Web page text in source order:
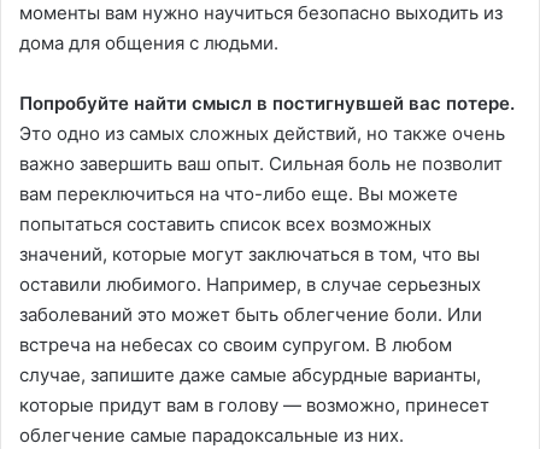
моменты вам нужно научиться безопасно выходить из
дома для общения с людьми.
Попробуйте найти смысл в постигнувшей вас потере.
Это одно из самых сложных действий, но также очень
важно завершить ваш опыт. Сильная боль не позволит
вам переключиться на что-либо еще. Вы можете
попытаться составить список всех возможных
значений, которые могут заключаться в том, что вы
оставили любимого. Например, в случае серьезных
заболеваний это может быть облегчение боли. Или
встреча на небесах со своим супругом. В любом
случае, запишите даже самые абсурдные варианты,
которые придут вам в голову — возможно, принесет
облегчение самые парадоксальные из них.